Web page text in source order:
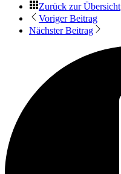
Zurück zur Übersicht
Voriger Beitrag
Nächster Beitrag